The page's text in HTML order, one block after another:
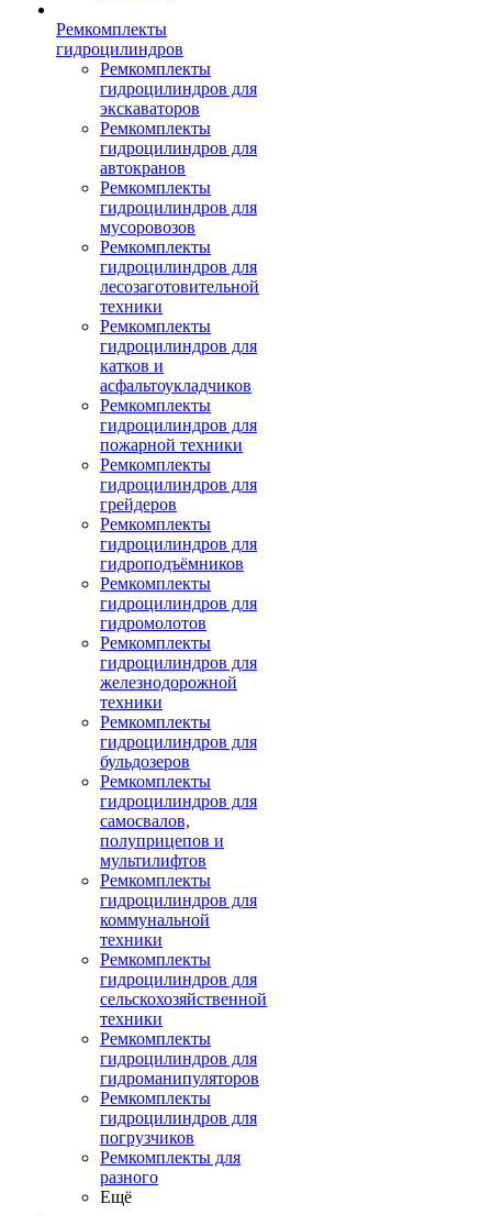
Ремкомплекты
гидроцилиндров
Ремкомплекты
гидроцилиндров для
экскаваторов
Ремкомплекты
гидроцилиндров для
автокранов
Ремкомплекты
гидроцилиндров для
мусоровозов
Ремкомплекты
гидроцилиндров для
лесозаготовительной
техники
Ремкомплекты
гидроцилиндров для
катков и
асфальтоукладчиков
Ремкомплекты
гидроцилиндров для
пожарной техники
Ремкомплекты
гидроцилиндров для
грейдеров
Ремкомплекты
гидроцилиндров для
гидроподъёмников
Ремкомплекты
гидроцилиндров для
гидромолотов
Ремкомплекты
гидроцилиндров для
железнодорожной
техники
Ремкомплекты
гидроцилиндров для
бульдозеров
Ремкомплекты
гидроцилиндров для
самосвалов,
полуприцепов и
мультилифтов
Ремкомплекты
гидроцилиндров для
коммунальной
техники
Ремкомплекты
гидроцилиндров для
сельскохозяйственной
техники
Ремкомплекты
гидроцилиндров для
гидроманипуляторов
Ремкомплекты
гидроцилиндров для
погрузчиков
Ремкомплекты для
разного
Ещё